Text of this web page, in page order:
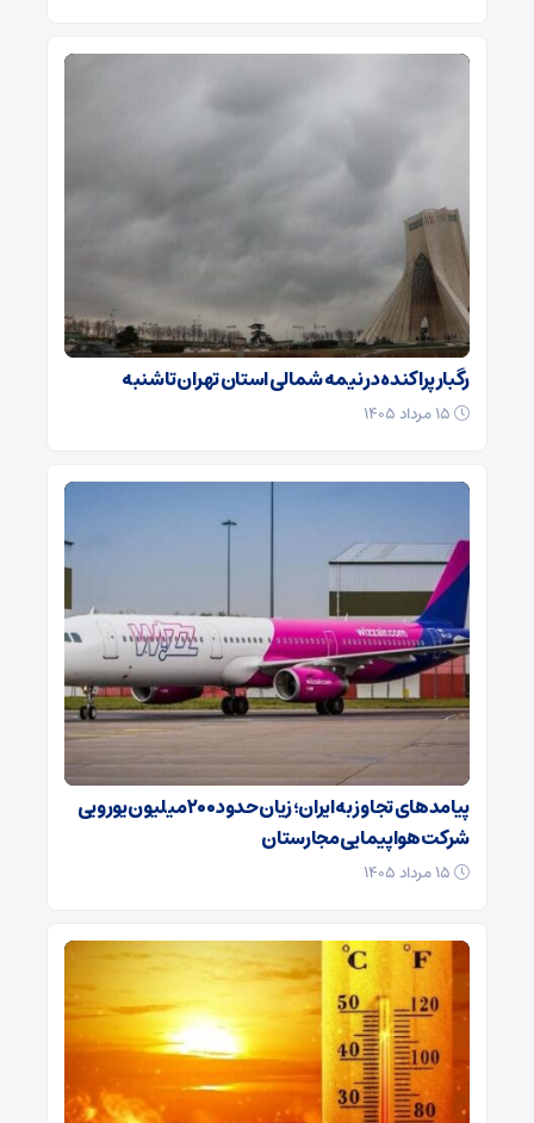
رگبار پراکنده در نیمه شمالی استان تهران تا شنبه
پیامدهای تجاوز به ایران؛ زیان حدود ۲۰۰ میلیون یورویی
شرکت هواپیمایی مجارستان